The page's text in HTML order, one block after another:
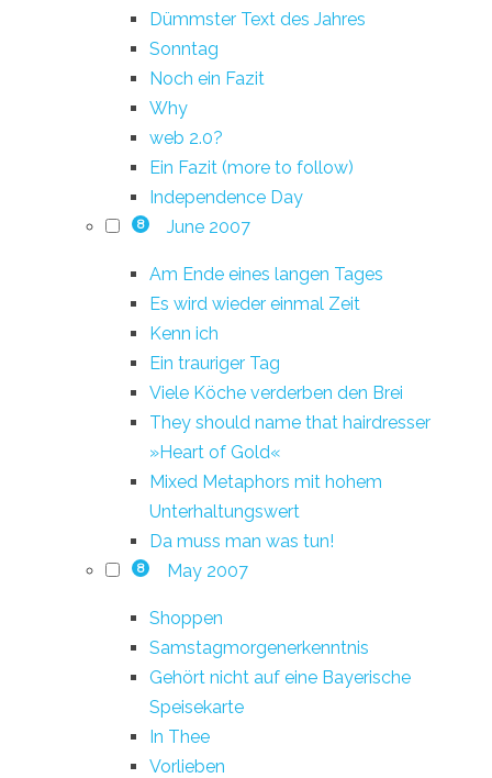
Dümmster Text des Jahres
Sonntag
Noch ein Fazit
Why
web 2.0?
Ein Fazit (more to follow)
Independence Day
8 June 2007
Am Ende eines langen Tages
Es wird wieder einmal Zeit
Kenn ich
Ein trauriger Tag
Viele Köche verderben den Brei
They should name that hairdresser
»Heart of Gold«
Mixed Metaphors mit hohem
Unterhaltungswert
Da muss man was tun!
8 May 2007
Shoppen
Samstagmorgenerkenntnis
Gehört nicht auf eine Bayerische
Speisekarte
In Thee
Vorlieben